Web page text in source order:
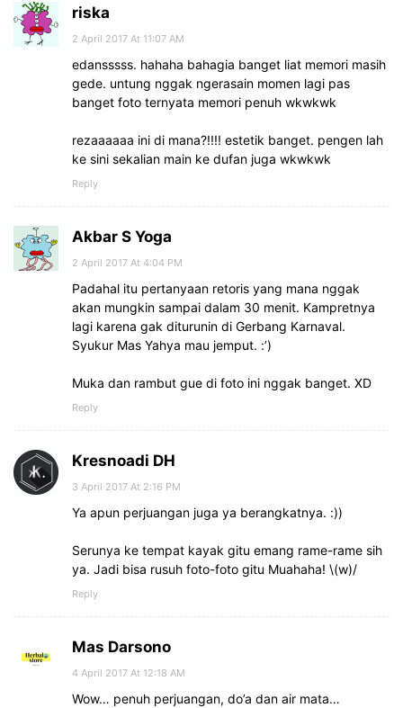
riska
2 April 2017 At 11:07 AM
edansssss. hahaha bahagia banget liat memori masih
gede. untung nggak ngerasain momen lagi pas
banget foto ternyata memori penuh wkwkwk
rezaaaaaa ini di mana?!!!! estetik banget. pengen lah
ke sini sekalian main ke dufan juga wkwkwk
Reply
Akbar S Yoga
2 April 2017 At 4:04 PM
Padahal itu pertanyaan retoris yang mana nggak
akan mungkin sampai dalam 30 menit. Kampretnya
lagi karena gak diturunin di Gerbang Karnaval.
Syukur Mas Yahya mau jemput. :’)
Muka dan rambut gue di foto ini nggak banget. XD
Reply
Kresnoadi DH
3 April 2017 At 2:16 PM
Ya apun perjuangan juga ya berangkatnya. :))
Serunya ke tempat kayak gitu emang rame-rame sih
ya. Jadi bisa rusuh foto-foto gitu Muahaha! \(w)/
Reply
Mas Darsono
4 April 2017 At 12:18 AM
Wow… penuh perjuangan, do’a dan air mata…